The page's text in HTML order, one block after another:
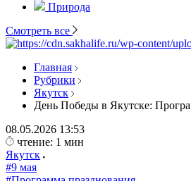
Природа
Смотреть все
Главная
Рубрики
Якутск
День Победы в Якутске:
08.05.2026 13:53
чтение: 1 мин
Якутск
#9 мая